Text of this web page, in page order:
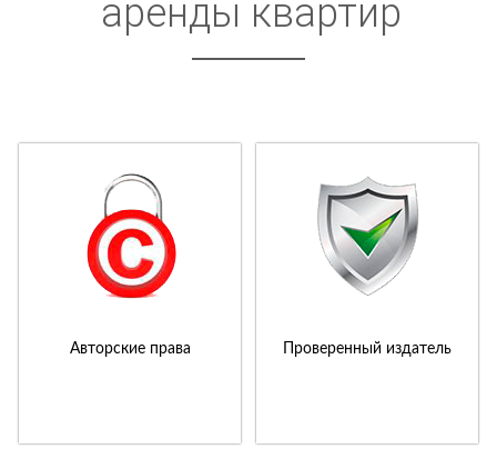
аренды квартир
Авторские права Проверенный издатель